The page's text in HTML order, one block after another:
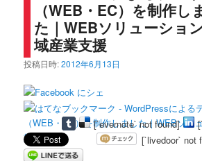
（WEB・EC）を制作し
た｜WEBソリューショ
域産業支援
投稿日時:2012年6月13日
[`evernote` not found]
[`livedoor` not